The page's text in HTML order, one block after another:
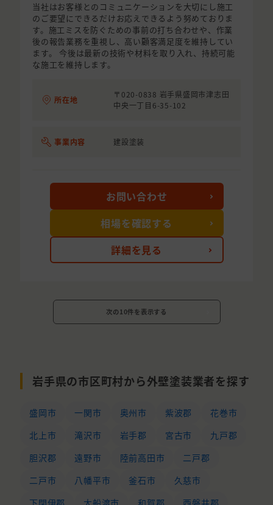
当社はお客様とのコミュニケーションを大切にし施工
のご要望にできるだけお応えできるよう努めておりま
す。施工ミスを防ぐための事前の打ち合わせや、作業
後の報告業務を重視し、高い顧客満足度を維持してい
ます。 今後は最新の技術や材料を取り入れ、持続可能
な施工を維持します。
所在地
〒020-0838 岩手県盛岡市津志田
中央一丁目6-35-102
事業内容 建設塗装
詳細を見る
お問い合わせ
相場を確認する
次の10件を表示する
岩手県の市区町村から外壁塗装業者を探す
盛岡市 一関市 奥州市 紫波郡
花巻市
北上市
滝沢市 岩手郡 宮古市
九戸郡
胆沢郡
遠野市 陸前高田市
二戸郡
二戸市
八幡平市 釜石市
久慈市